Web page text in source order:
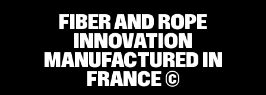
FIBER AND ROPE
INNOVATION
MANUFACTURED IN
FRANCE ©